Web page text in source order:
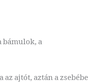
bámulok, a
ajtót, aztán a zsebébe